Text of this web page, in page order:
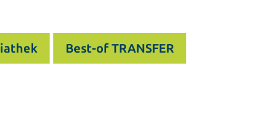
Best-of TRANSFER